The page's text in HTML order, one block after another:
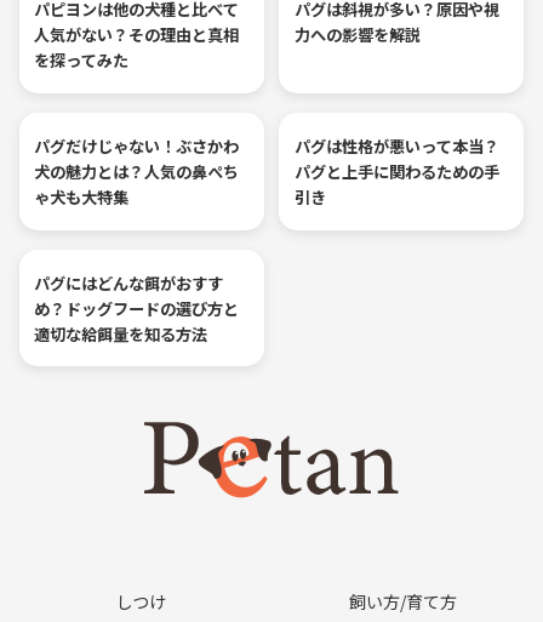
パピヨンは他の犬種と比べて
人気がない？その理由と真相
を探ってみた
パグは斜視が多い？原因や視
力への影響を解説
パグだけじゃない！ぶさかわ
犬の魅力とは？人気の鼻ぺち
ゃ犬も大特集
パグは性格が悪いって本当？
パグと上手に関わるための手
引き
パグにはどんな餌がおすす
め？ドッグフードの選び方と
適切な給餌量を知る方法
しつけ 飼い方/育て方